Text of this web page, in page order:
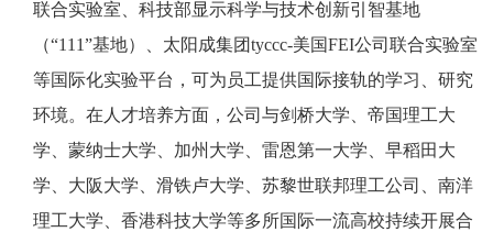
联合实验室、科技部显示科学与技术创新引智基地
（“111”基地）、太阳成集团tyccc-美国FEI公司联合实验室
等国际化实验平台，可为员工提供国际接轨的学习、研究
环境。在人才培养方面，公司与剑桥大学、帝国理工大
学、蒙纳士大学、加州大学、雷恩第一大学、早稻田大
学、大阪大学、滑铁卢大学、苏黎世联邦理工公司、南洋
理工大学、香港科技大学等多所国际一流高校持续开展合